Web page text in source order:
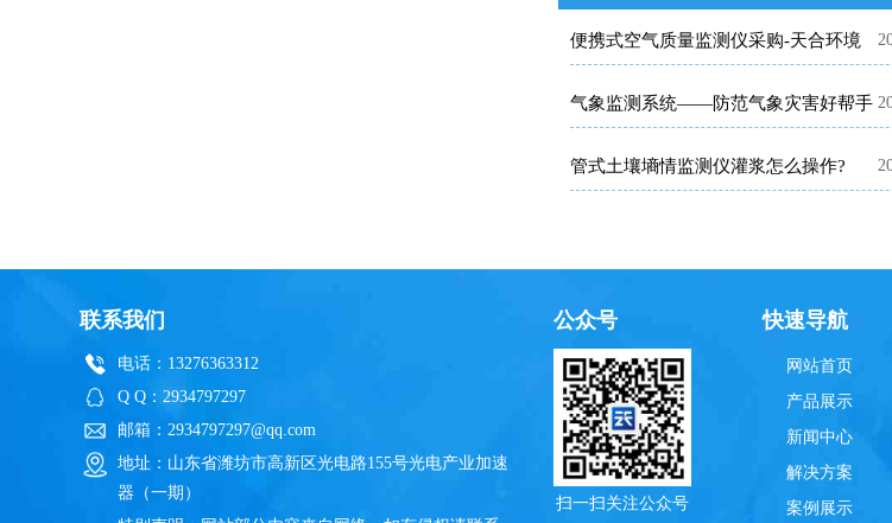
便携式空气质量监测仪采购-天合环境
气象监测系统——防范气象灾害好帮手
管式土壤墒情监测仪灌浆怎么操作?
联系我们
电话：13276363312
Q Q：2934797297
邮箱：2934797297@qq.com
地址：山东省潍坊市高新区光电路155号光电产业加速
器（一期）
公众号
扫一扫关注公众号
快速导航
网站首页
产品展示
新闻中心
解决方案
案例展示